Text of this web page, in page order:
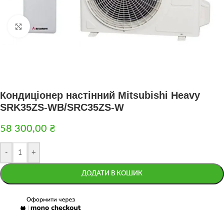
Натисніть, щоб збільшити
Кондиціонер настінний Mitsubishi Heavy
SRK35ZS-WB/SRC35ZS-W
58 300,00 ₴
- +
ДОДАТИ В КОШИК